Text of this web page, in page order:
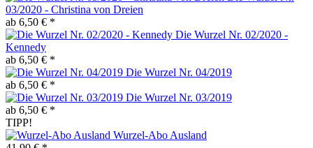
03/2020 - Christina von Dreien
ab 6,50 € *
Die Wurzel Nr. 02/2020 -
Kennedy
ab 6,50 € *
Die Wurzel Nr. 04/2019
ab 6,50 € *
Die Wurzel Nr. 03/2019
ab 6,50 € *
TIPP!
Wurzel-Abo Ausland